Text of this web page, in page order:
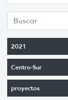
2021
Centro-Sur
proyectos